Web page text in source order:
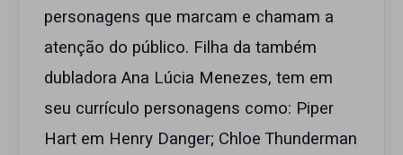
personagens que marcam e chamam a
atenção do público. Filha da também
dubladora Ana Lúcia Menezes, tem em
seu currículo personagens como: Piper
Hart em Henry Danger; Chloe Thunderman